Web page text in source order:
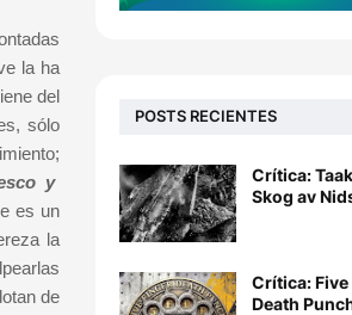
la ha
del
sólo
y
es un
la
de
POSTS RECIENTES
Crítica:
Skog av
Crítica:
Death